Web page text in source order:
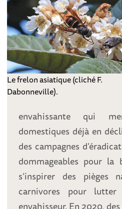
Le frelon asiatique (cliché F.
Dabonneville).
envahissante qui
domestiques déjà en
des campagnes
dommageables pour
s’inspirer des pièges
carnivores pour